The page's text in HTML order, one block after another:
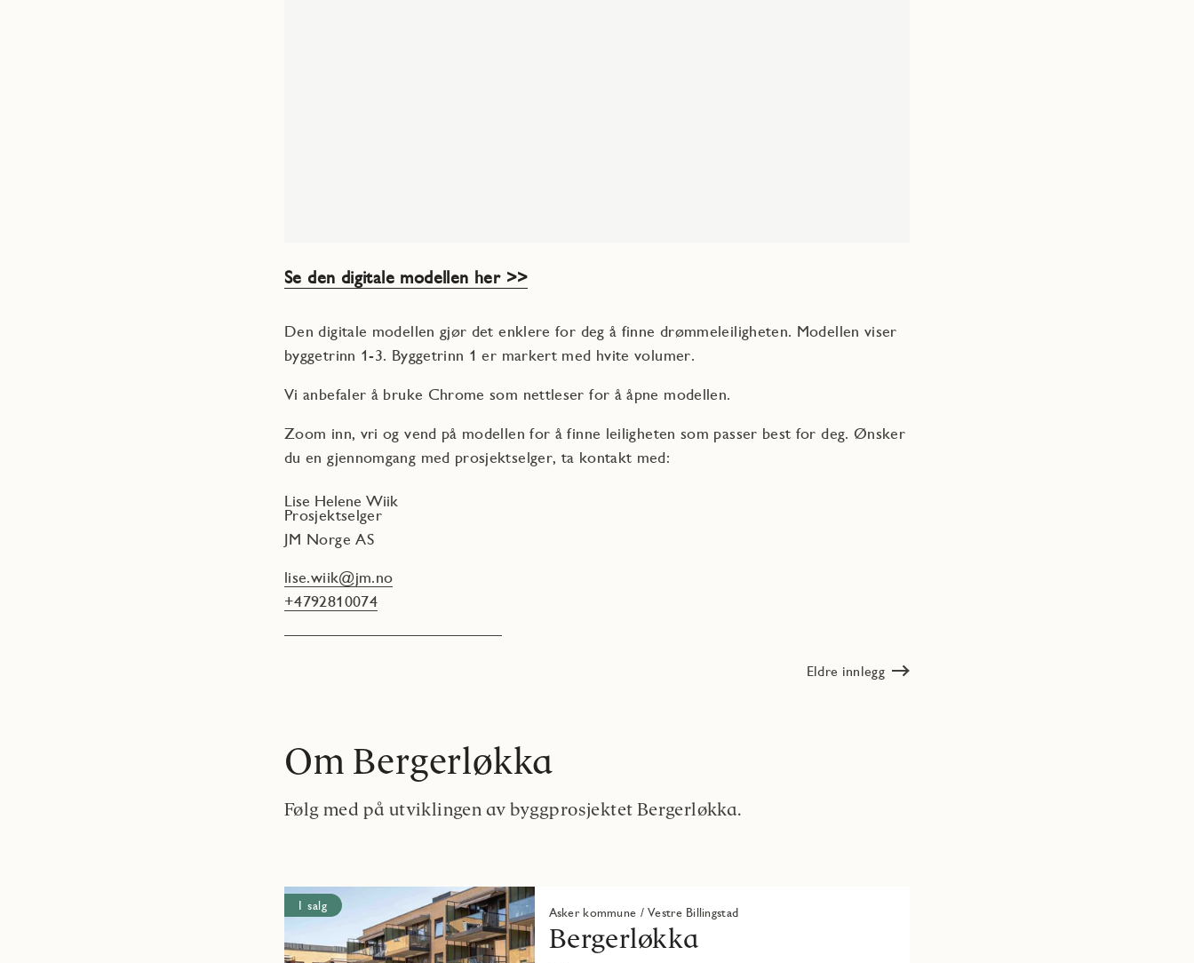
Se den digitale modellen her >>
Den digitale modellen gjør det enklere for deg å finne drømmeleiligheten. Modellen viser
byggetrinn 1-3. Byggetrinn 1 er markert med hvite volumer.
Vi anbefaler å bruke Chrome som nettleser for å åpne modellen.
Zoom inn, vri og vend på modellen for å finne leiligheten som passer best for deg. Ønsker
du en gjennomgang med prosjektselger, ta kontakt med:
Lise Helene Wiik
Prosjektselger
JM Norge AS
lise.wiik@jm.no
+4792810074
Eldre innlegg
Om Bergerløkka
Følg med på utviklingen av byggprosjektet Bergerløkka.
I salg Asker kommune / Vestre Billingstad
Bergerløkka